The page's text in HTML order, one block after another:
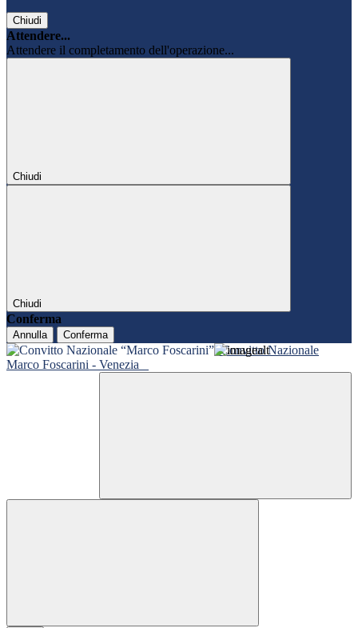
Chiudi
Attendere...
Attendere il completamento dell'operazione...
Chiudi
Chiudi
Conferma
Annulla Conferma
Convitto Nazionale
Marco Foscarini - Venezia